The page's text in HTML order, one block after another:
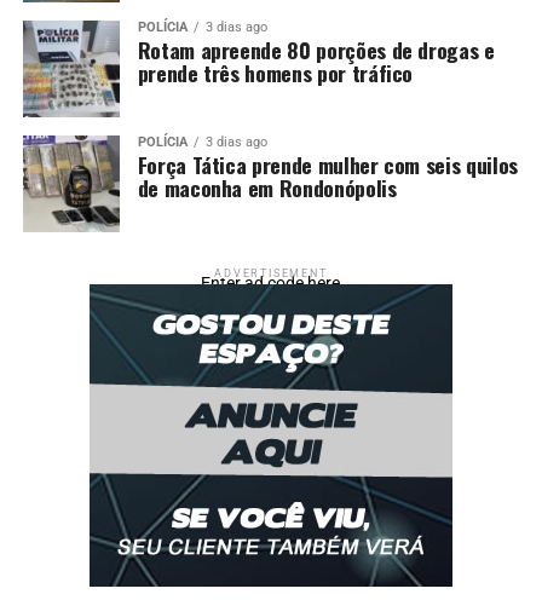
POLÍCIA 3 dias ago
Rotam apreende 80 porções de drogas e
prende três homens por tráfico
POLÍCIA 3 dias ago
Força Tática prende mulher com seis quilos
de maconha em Rondonópolis
ADVERTISEMENT
Enter ad code here